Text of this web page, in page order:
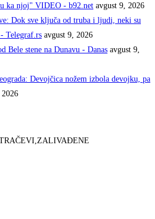
ka njoj" VIDEO - b92.net avgust 9, 2026
Dok sve ključa od truba i ljudi, neki su
Telegraf.rs avgust 9, 2026
Bele stene na Dunavu - Danas avgust 9,
Devojčica nožem izbola devojku, pa
2026